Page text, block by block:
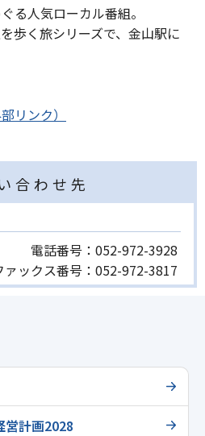
る人気ローカル番組。
歩く旅シリーズで、金山駅に
リンク）
合わせ先
電話番号： 052-972-3928
ァックス番号： 052-972-3817
営計画2028